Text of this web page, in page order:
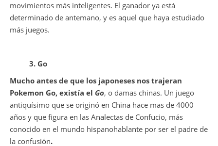
movimientos más inteligentes. El ganador ya está
determinado de antemano, y es aquel que haya estudiado
más juegos.
3. Go
Mucho antes de que los japoneses nos trajeran
Pokemon Go, existía el Go, o damas chinas. Un juego
antiquísimo que se originó en China hace mas de 4000
años y que figura en las Analectas de Confucio, más
conocido en el mundo hispanohablante por ser el padre de
la confusión.